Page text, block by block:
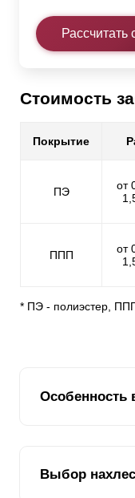
Рассчитать
Стоимость
Покрытие
ПЭ
от
ППП
от
* ПЭ - полиэстер,
Особенность
Этот вариант
сторон - как со
Выбор